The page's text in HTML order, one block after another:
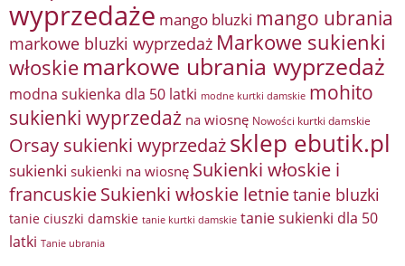
wyprzedaże mango bluzki mango ubrania
markowe bluzki wyprzedaż Markowe sukienki
włoskie markowe ubrania wyprzedaż
modna sukienka dla 50 latki modne kurtki damskie mohito
sukienki wyprzedaż na wiosnę Nowości kurtki damskie
Orsay sukienki wyprzedażsklep ebutik.pl
sukienki sukienki na wiosnę Sukienki włoskie i
francuskieSukienki włoskie letnietanie bluzki
tanie ciuszki damskie tanie kurtki damskie tanie sukienki dla 50
latki Tanie ubrania